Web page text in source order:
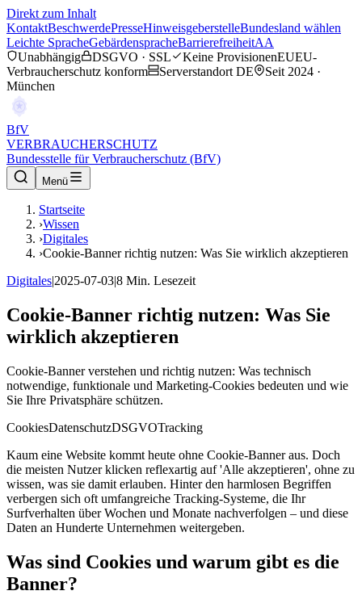
Direkt zum Inhalt
KontaktBeschwerdePresseHinweisgeberstelleBundesland wählen
Leichte SpracheGebärdenspracheBarrierefreiheitAA
Unabhängig
DSGVO · SSL Keine ProvisionenEUEU-
Verbraucherschutz konform
Serverstandort DE
Seit 2024 ·
München
BfV
VERBRAUCHERSCHUTZ
Bundesstelle für Verbraucherschutz (BfV)
Menü
Startseite
›Wissen
›Digitales
›Cookie-Banner richtig nutzen: Was Sie wirklich akzeptieren
Digitales|2025-07-03|8 Min. Lesezeit
Cookie-Banner richtig nutzen: Was Sie
wirklich akzeptieren
Cookie-Banner verstehen und richtig nutzen: Was technisch
notwendige, funktionale und Marketing-Cookies bedeuten und wie
Sie Ihre Privatsphäre schützen.
CookiesDatenschutzDSGVOTracking
Kaum eine Website kommt heute ohne Cookie-Banner aus. Doch
die meisten Nutzer klicken reflexartig auf 'Alle akzeptieren', ohne zu
wissen, was sie damit erlauben. Hinter den harmlosen Begriffen
verbergen sich oft umfangreiche Tracking-Systeme, die Ihr
Surfverhalten über Wochen und Monate nachverfolgen – und diese
Daten an Hunderte Unternehmen weitergeben.
Was sind Cookies und warum gibt es die
Banner?